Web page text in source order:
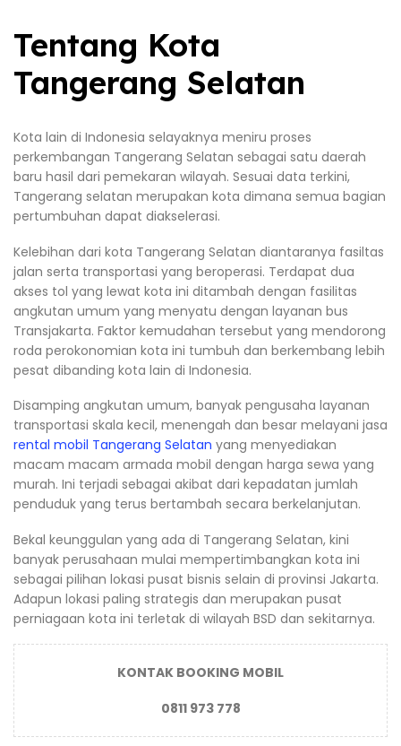
Tentang Kota
Tangerang Selatan
Kota lain di Indonesia selayaknya meniru proses
perkembangan Tangerang Selatan sebagai satu daerah
baru hasil dari pemekaran wilayah. Sesuai data terkini,
Tangerang selatan merupakan kota dimana semua bagian
pertumbuhan dapat diakselerasi.
Kelebihan dari kota Tangerang Selatan diantaranya fasiltas
jalan serta transportasi yang beroperasi. Terdapat dua
akses tol yang lewat kota ini ditambah dengan fasilitas
angkutan umum yang menyatu dengan layanan bus
Transjakarta. Faktor kemudahan tersebut yang mendorong
roda perokonomian kota ini tumbuh dan berkembang lebih
pesat dibanding kota lain di Indonesia.
Disamping angkutan umum, banyak pengusaha layanan
transportasi skala kecil, menengah dan besar melayani jasa
rental mobil Tangerang Selatan yang menyediakan
macam macam armada mobil dengan harga sewa yang
murah. Ini terjadi sebagai akibat dari kepadatan jumlah
penduduk yang terus bertambah secara berkelanjutan.
Bekal keunggulan yang ada di Tangerang Selatan, kini
banyak perusahaan mulai mempertimbangkan kota ini
sebagai pilihan lokasi pusat bisnis selain di provinsi Jakarta.
Adapun lokasi paling strategis dan merupakan pusat
perniagaan kota ini terletak di wilayah BSD dan sekitarnya.
KONTAK BOOKING MOBIL
0811 973 778